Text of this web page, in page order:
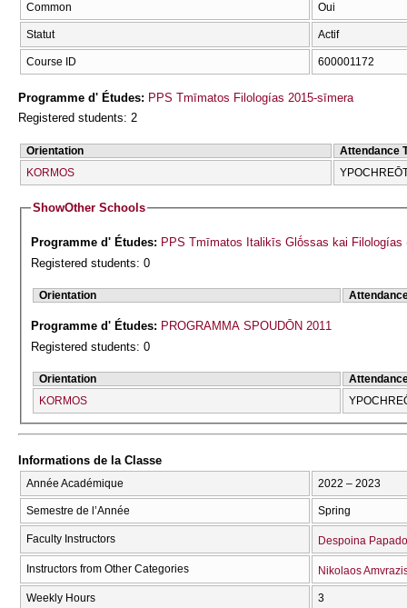
Common Oui
Statut Actif
Course ID 600001172
Programme d' Études: PPS Tmīmatos Filologías 2015-sīmera
Registered students: 2
Orientation
Attendance
KORMOS
ShowOther Schools
Programme d' Études: PPS Tmīmatos Italikīs Glṓssas kai Filologías
Registered students: 0
Orientation
Programme d' Études: PROGRAMMA SPOUDŌN 2011
Registered students: 0
Orientation
KORMOS
Informations de la Classe
Année Académique 2022 – 2023
Semestre de l’Année Spring
Faculty Instructors Despoina
Instructors from Other Categories Nikolaos
Weekly Hours 3